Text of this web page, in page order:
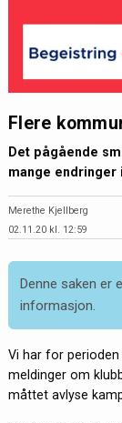
Flere
Det pågående
mange endringer
Merethe Kjellberg
02.11.20 kl. 12:59
Denne saken er
informasjon.
Vi har for
meldinger om
måttet avlyse